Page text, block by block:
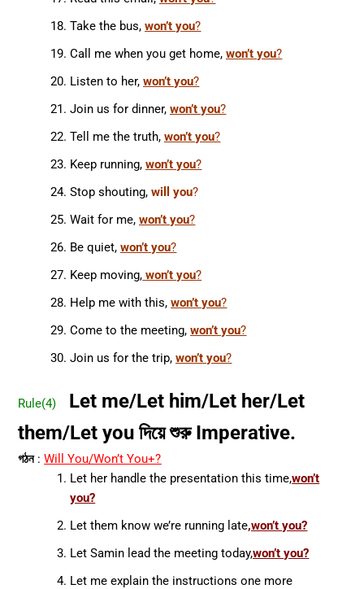
Take the bus,won’t you?
Call me when you get home,won’t you?
Listen to her,won’t you?
Join us for dinner,won’t you?
Tell me the truth,won’t you?
Keep running,won’t you?
Stop shouting,will you?
Wait for me,won’t you?
Be quiet,won’t you?
Keep moving, won’t you?
Help me with this,won’t you?
Come to the meeting,won’t you?
Join us for the trip,won’t you?
Rule(4)
Let me/Let him/Let her/Let
them/Let you দিয়ে শুরু Imperative.
গঠন: Will You/Won’t You+?
Let her handle the presentation this time,won’t
you?
Let them know we’re running late,won’t you?
Let Samin lead the meeting today,won’t you?
Let me explain the instructions one more